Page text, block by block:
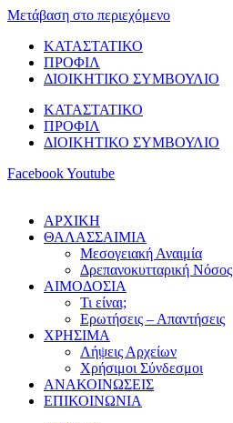
Μετάβαση στο περιεχόμενο
ΚΑΤΑΣΤΑΤΙΚΟ
ΠΡΟΦΙΛ
ΔΙΟΙΚΗΤΙΚΟ ΣΥΜΒΟΥΛΙΟ
ΚΑΤΑΣΤΑΤΙΚΟ
ΠΡΟΦΙΛ
ΔΙΟΙΚΗΤΙΚΟ ΣΥΜΒΟΥΛΙΟ
FacebookYoutube
ΑΡΧΙΚΗ
ΘΑΛΑΣΣΑΙΜΙΑ
Μεσογειακή Αναιμία
Δρεπανοκυτταρική Νόσος
ΑΙΜΟΔΟΣΙΑ
Τι είναι;
Ερωτήσεις – Απαντήσεις
ΧΡΗΣΙΜΑ
Λήψεις Αρχείων
Χρήσιμοι Σύνδεσμοι
ΑΝΑΚΟΙΝΩΣΕΙΣ
ΕΠΙΚΟΙΝΩΝΙΑ